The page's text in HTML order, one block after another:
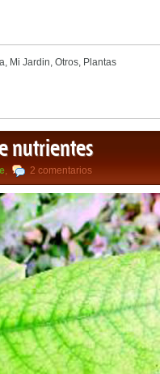
, Mi Jardin, Otros, Plantas
nutrientes
, 2 comentarios